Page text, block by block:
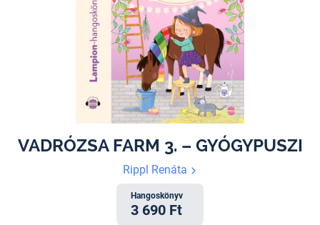
VADRÓZSA FARM 3. – GYÓGYPUSZI
Rippl Renáta
Hangoskönyv
3 690 Ft